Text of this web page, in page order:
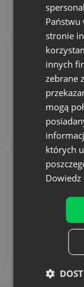
wielkanocne
czekoladki i
małe
Tak przygotowane
pozwalają w
prezentowe na
domu i na
Oferowane
pełnić także
świąteczny
wielkanocnymi
Możesz
dekorację
woreczki na
ozdobne
element
Kalendarze
Akcesoria i
Dodaj
Państwu
stronie
innych
zebrane
mogą
których
Dowiedz